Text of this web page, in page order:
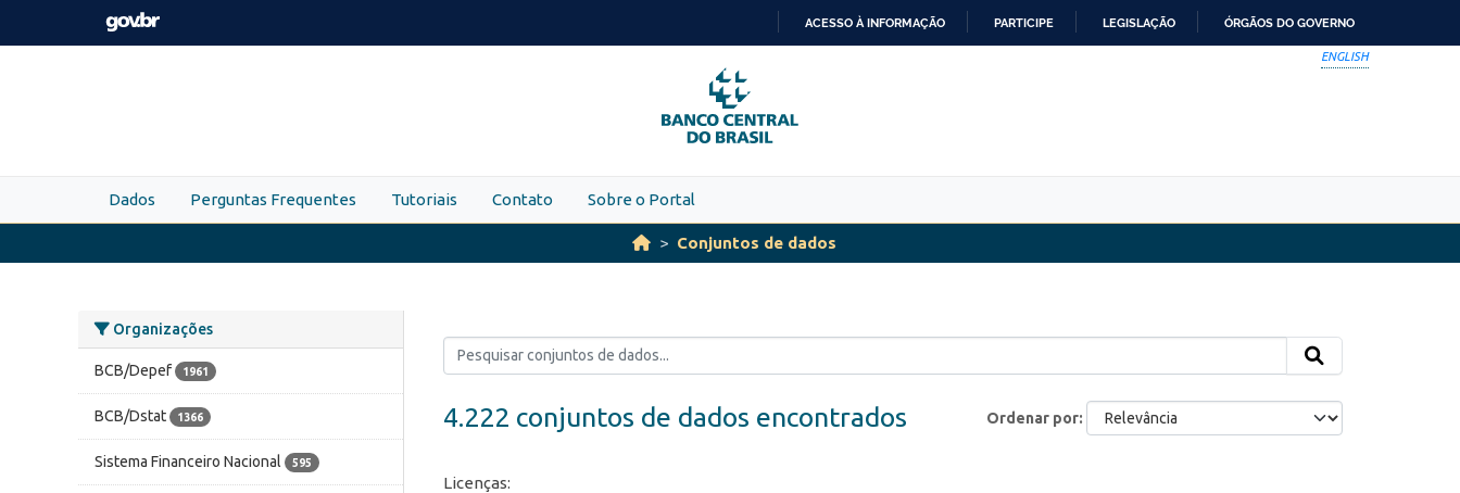
Skip to main content
PARA
O
CONTEÚDO
ACESSO À INFORMAÇÃO PARTICIPE LEGISLAÇÃO ÓRGÃOS DO GOVERNO
ENGLISH
Dados Perguntas Frequentes Tutoriais Contato Sobre o Portal
Conjuntos de dados
Organizações
BCB/Depef 1961
BCB/Dstat 1366
Sistema Financeiro Nacional 595
Ordenar por
4.222 conjuntos de dados encontrados
Licenças: